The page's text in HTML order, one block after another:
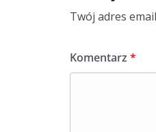
Twój adres
Komentarz *